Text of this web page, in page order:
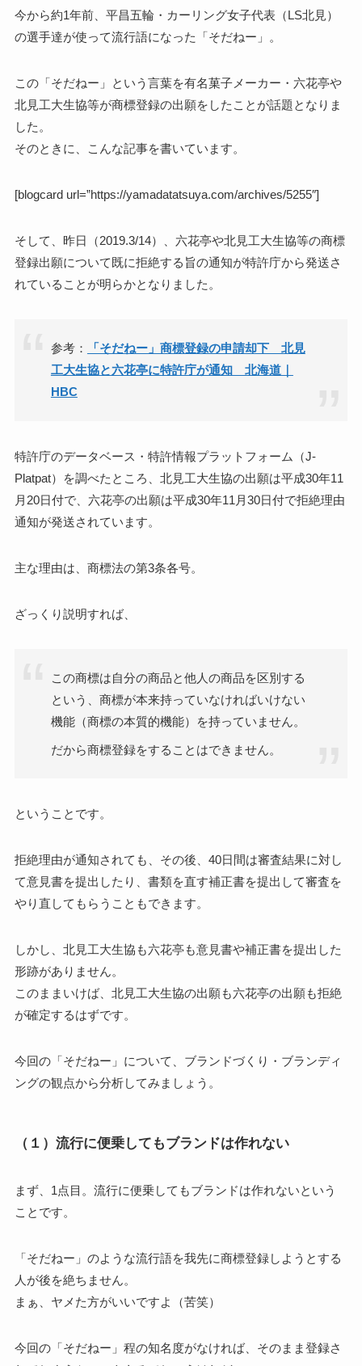
今から約1年前、平昌五輪・カーリング女子代表（LS北見）
の選手達が使って流行語になった「そだねー」。
この「そだねー」という言葉を有名菓子メーカー・六花亭や
北見工大生協等が商標登録の出願をしたことが話題となりま
した。
そのときに、こんな記事を書いています。
[blogcard url=”https://yamadatatsuya.com/archives/5255″]
そして、昨日（2019.3/14）、六花亭や北見工大生協等の商標
登録出願について既に拒絶する旨の通知が特許庁から発送さ
れていることが明らかとなりました。
参考：
「そだねー」商標登録の申請却下 北見
工大生協と六花亭に特許庁が通知 北海道｜
HBC
特許庁のデータベース・特許情報プラットフォーム（J-
Platpat）を調べたところ、北見工大生協の出願は平成30年11
月20日付で、六花亭の出願は平成30年11月30日付で拒絶理由
通知が発送されています。
主な理由は、商標法の第3条各号。
ざっくり説明すれば、
この商標は自分の商品と他人の商品を区別する
という、商標が本来持っていなければいけない
機能（商標の本質的機能）を持っていません。
だから商標登録をすることはできません。
ということです。
拒絶理由が通知されても、その後、40日間は審査結果に対し
て意見書を提出したり、書類を直す補正書を提出して審査を
やり直してもらうこともできます。
しかし、北見工大生協も六花亭も意見書や補正書を提出した
形跡がありません。
このままいけば、北見工大生協の出願も六花亭の出願も拒絶
が確定するはずです。
今回の「そだねー」について、ブランドづくり・ブランディ
ングの観点から分析してみましょう。
（１）流行に便乗してもブランドは作れない
まず、1点目。流行に便乗してもブランドは作れないという
ことです。
「そだねー」のような流行語を我先に商標登録しようとする
人が後を絶ちません。
まぁ、ヤメた方がいいですよ（苦笑）
今回の「そだねー」程の知名度がなければ、そのまま登録さ